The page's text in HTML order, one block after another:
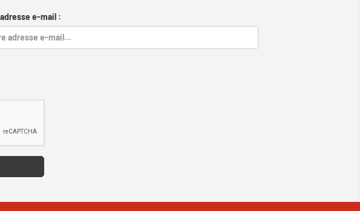
e-mail :